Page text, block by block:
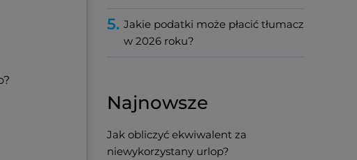
5. Jakie podatki może płacić tłumacz
w 2026 roku?
Najnowsze
Jak obliczyć ekwiwalent za
niewykorzystany urlop?